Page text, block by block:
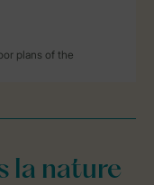
plans of the
la nature